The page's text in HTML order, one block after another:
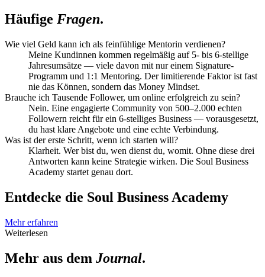
Häufige Fragen.
Wie viel Geld kann ich als feinfühlige Mentorin verdienen?
Meine Kundinnen kommen regelmäßig auf 5- bis 6-stellige
Jahresumsätze — viele davon mit nur einem Signature-
Programm und 1:1 Mentoring. Der limitierende Faktor ist fast
nie das Können, sondern das Money Mindset.
Brauche ich Tausende Follower, um online erfolgreich zu sein?
Nein. Eine engagierte Community von 500–2.000 echten
Followern reicht für ein 6-stelliges Business — vorausgesetzt,
du hast klare Angebote und eine echte Verbindung.
Was ist der erste Schritt, wenn ich starten will?
Klarheit. Wer bist du, wen dienst du, womit. Ohne diese drei
Antworten kann keine Strategie wirken. Die Soul Business
Academy startet genau dort.
Entdecke die Soul Business Academy
Mehr erfahren
Weiterlesen
Mehr aus dem Journal.